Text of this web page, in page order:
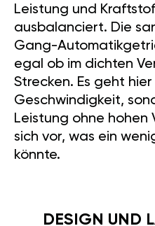
Leistung und
ausbalanciert. Die
Gang-
egal ob im dichten
Strecken. Es geht
Geschwindigkeit,
Leistung ohne hohen
sich vor, was ein
könnte.
DESIGN UND